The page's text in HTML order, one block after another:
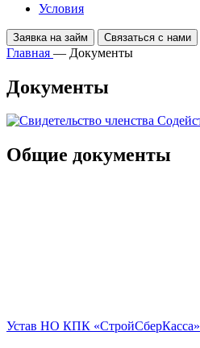
Условия
Заявка на займ Связаться с нами
Главная — Документы
Документы
Общие документы
Устав НО КПК «СтройСберКасса»